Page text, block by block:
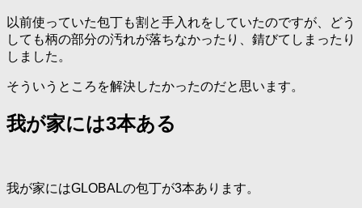
以前使っていた包丁も割と手入れをしていたのですが、どう
しても柄の部分の汚れが落ちなかったり、錆びてしまったり
しました。
そういうところを解決したかったのだと思います。
我が家には3本ある
我が家にはGLOBALの包丁が3本あります。